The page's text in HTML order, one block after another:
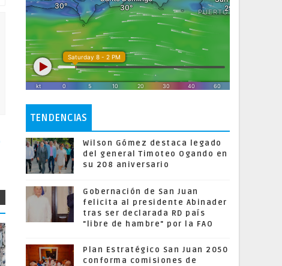
TENDENCIAS
Wilson Gómez destaca legado
del general Timoteo Ogando en
su 208 aniversario
Gobernación de San Juan
felicita al presidente Abinader
tras ser declarada RD país
"libre de hambre" por la FAO
Plan Estratégico San Juan 2050
conforma comisiones de